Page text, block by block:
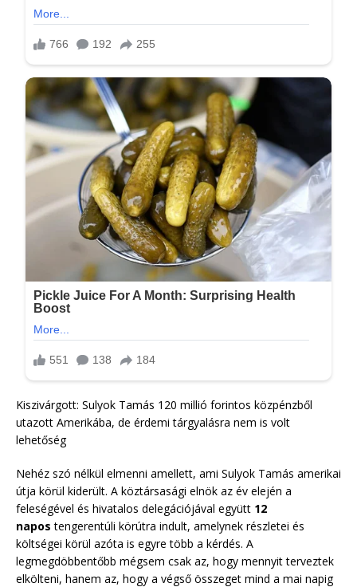
Kiszivárgott: Sulyok Tamás 120 millió forintos közpénzből
utazott Amerikába, de érdemi tárgyalásra nem is volt
lehetőség
Nehéz szó nélkül elmenni amellett, ami Sulyok Tamás amerikai
útja körül kiderült. A köztársasági elnök az év elején a
feleségével és hivatalos delegációjával együtt 12
napos tengerentúli körútra indult, amelynek részletei és
költségei körül azóta is egyre több a kérdés. A
legmegdöbbentőbb mégsem csak az, hogy mennyit terveztek
elkölteni, hanem az, hogy a végső összeget mind a mai napig